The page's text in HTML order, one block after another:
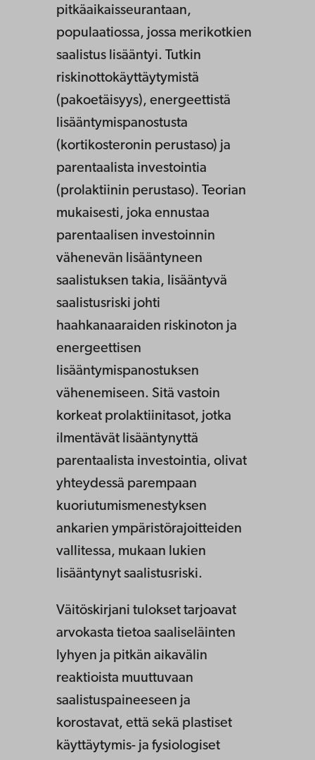
pitkäaikaisseurantaan,
populaatiossa, jossa merikotkien
saalistus lisääntyi. Tutkin
riskinottokäyttäytymistä
(pakoetäisyys), energeettistä
lisääntymispanostusta
(kortikosteronin perustaso) ja
parentaalista investointia
(prolaktiinin perustaso). Teorian
mukaisesti, joka ennustaa
parentaalisen investoinnin
vähenevän lisääntyneen
saalistuksen takia, lisääntyvä
saalistusriski johti
haahkanaaraiden riskinoton ja
energeettisen
lisääntymispanostuksen
vähenemiseen. Sitä vastoin
korkeat prolaktiinitasot, jotka
ilmentävät lisääntynyttä
parentaalista investointia, olivat
yhteydessä parempaan
kuoriutumismenestyksen
ankarien ympäristörajoitteiden
vallitessa, mukaan lukien
lisääntynyt saalistusriski.
Väitöskirjani tulokset tarjoavat
arvokasta tietoa saaliseläinten
lyhyen ja pitkän aikavälin
reaktioista muuttuvaan
saalistuspaineeseen ja
korostavat, että sekä plastiset
käyttäytymis- ja fysiologiset